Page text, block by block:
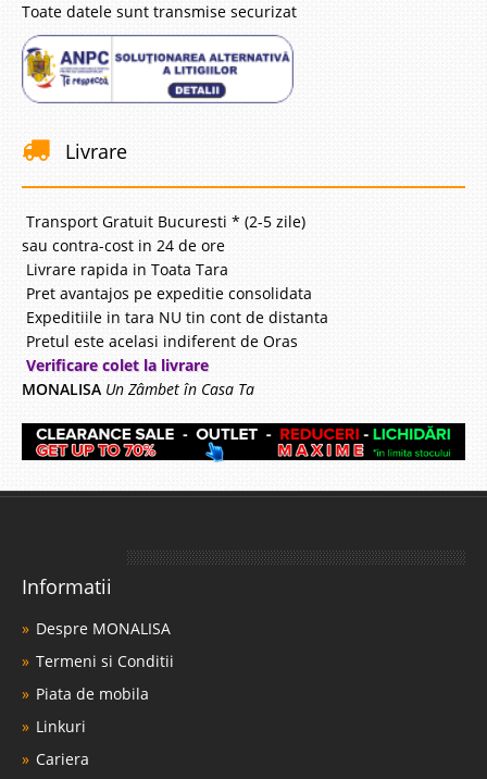
Reversibil pentru Living
Still V Pret Import Direct Colțar Modular Still V – Eleganță și Versatilitate pe
Crem Transformați livingul într-un spațiu primitor și rafinat cu ajutorul
colțarului extensibil Still ..
Pret Redus4.990 Lei
In Stoc
Vezi Detalii
Adauga la Favorite
Coltar extensibil gri pentru Living
modern Still V Reversibil
Toate datele sunt transmise securizat
Livrare
Transport Gratuit Bucuresti * (2-5 zile)
sau contra-cost in 24 de ore
Livrare rapida in Toata Tara
Pret avantajos pe expeditie consolidata
Expeditiile in tara NU tin cont de distanta
Pretul este acelasi indiferent de Oras
Verificare colet la livrare
MONALISA Un Zâmbet în Casa Ta
Informatii
Despre MONALISA
Termeni si Conditii
Piata de mobila
Linkuri
Cariera